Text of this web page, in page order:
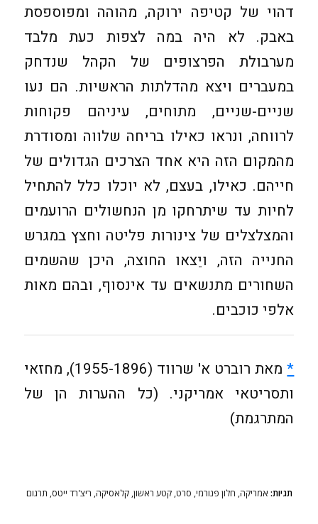
דהוי של קטיפה ירוקה, מהוהה ומפוספסת
באבק. לא היה במה לצפות כעת מלבד
מערבולת הפרצופים של הקהל שנדחק
במעברים ויצא מהדלתות הראשיות. הם נעו
שניים-שניים, מתוחים, עיניהם פקוחות
לרווחה, ונראו כאילו בריחה שלווה ומסודרת
מהמקום הזה היא אחד הצרכים הגדולים של
חייהם. כאילו, בעצם, לא יוכלו כלל להתחיל
לחיות עד שיתרחקו מן הנחשולים הרועמים
והמצלצלים של צינורות פליטה וחצץ במגרש
החנייה הזה, ויֵצאו החוצה, היכן שהשמים
השחורים מתנשאים עד אינסוף, ובהם מאות
אלפי כוכבים.
*
מאת רוברט א' שרווד (1955-1896), מחזאי
ותסריטאי אמריקני. (כל ההערות הן של
המתרגמת)
תגיות: אמריקה, חלון פנורמי, סרט,קטע ראשון,קלאסיקה, ריצ'רד ייטס, תרגום